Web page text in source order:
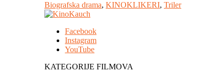
Biografska drama, KINOKLIKERI, Triler
Facebook
Instagram
YouTube
KATEGORIJE FILMOVA